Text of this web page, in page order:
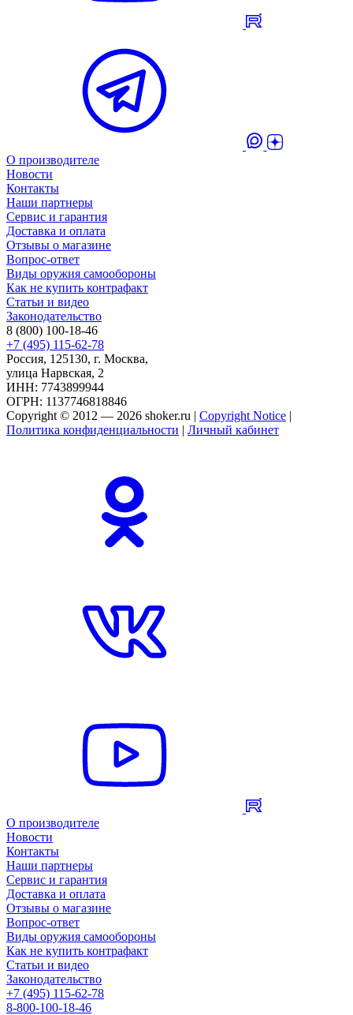
О производителе
Новости
Контакты
Наши партнеры
Сервис и гарантия
Доставка и оплата
Отзывы о магазине
Вопрос-ответ
Виды оружия самообороны
Как не купить контрафакт
Статьи и видео
Законодательство
8 (800) 100-18-46
+7 (495) 115-62-78
Россия, 125130, г. Москва,
улица Нарвская, 2
ИНН: 7743899944
ОГРН: 1137746818846
Copyright © 2012 — 2026 shoker.ru | Copyright Notice |
Политика конфиденциальности | Личный кабинет
О производителе
Новости
Контакты
Наши партнеры
Сервис и гарантия
Доставка и оплата
Отзывы о магазине
Вопрос-ответ
Виды оружия самообороны
Как не купить контрафакт
Статьи и видео
Законодательство
+7 (495) 115-62-78
8-800-100-18-46